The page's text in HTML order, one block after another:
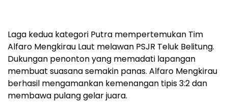
Laga kedua kategori Putra mempertemukan Tim
Alfaro Mengkirau Laut melawan PSJR Teluk Belitung.
Dukungan penonton yang memadati lapangan
membuat suasana semakin panas. Alfaro Mengkirau
berhasil mengamankan kemenangan tipis 3:2 dan
membawa pulang gelar juara.